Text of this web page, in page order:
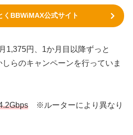
くBBWiMAX公式サイト
1,375円、1か月目以降ずっと
らのキャンペーンを行っていま
※ルーターにより異なり